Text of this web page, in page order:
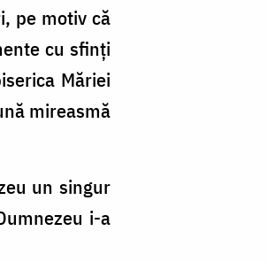
pe motiv că
cu sfinți
Măriei
mireasmă
un singur
i-a